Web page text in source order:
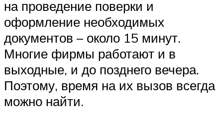
на проведение поверки и
оформление необходимых
документов – около 15 минут.
Многие фирмы работают и в
выходные, и до позднего вечера.
Поэтому, время на их вызов всегда
можно найти.